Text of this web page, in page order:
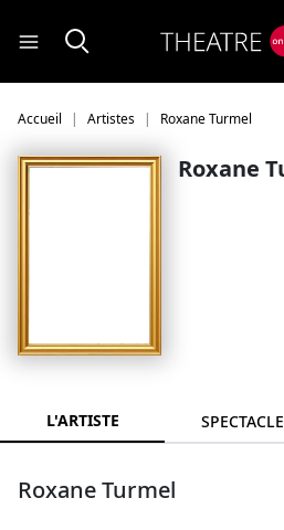
Accueil Artistes Roxane Turmel
Roxane
L'ARTISTE
Roxane Turmel